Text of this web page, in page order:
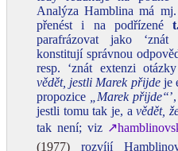
Analýza Hamblina má
přenést i na podřízené
parafrázovat jako
konstitují správnou
resp. ‘znát extenzi otázky
vědět, jestli Marek přijdeje
propozice
„Marek přijde“
jestli tomu tak je, avědět,
tak není; viz
(1977) rozvíjí